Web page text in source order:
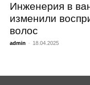
Инженерия в
изменили
волос
admin - 18.04.2025